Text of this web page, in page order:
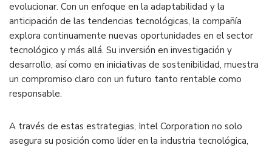
evolucionar. Con un enfoque en la adaptabilidad y la
anticipación de las tendencias tecnológicas, la compañía
explora continuamente nuevas oportunidades en el sector
tecnológico y más allá. Su inversión en investigación y
desarrollo, así como en iniciativas de sostenibilidad, muestra
un compromiso claro con un futuro tanto rentable como
responsable.
A través de estas estrategias, Intel Corporation no solo
asegura su posición como líder en la industria tecnológica,